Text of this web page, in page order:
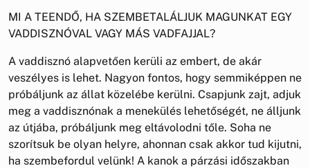
MI A TEENDŐ, HA SZEMBETALÁLJUK MAGUNKAT EGY
VADDISZNÓVAL VAGY MÁS VADFAJJAL?
A vaddisznó alapvetően kerüli az embert, de akár
veszélyes is lehet. Nagyon fontos, hogy semmiképpen ne
próbáljunk az állat közelébe kerülni. Csapjunk zajt, adjuk
meg a vaddisznónak a menekülés lehetőségét, ne álljunk
az útjába, próbáljunk meg eltávolodni tőle. Soha ne
szorítsuk be olyan helyre, ahonnan csak akkor tud kijutni,
ha szembefordul velünk! A kanok a párzási időszakban